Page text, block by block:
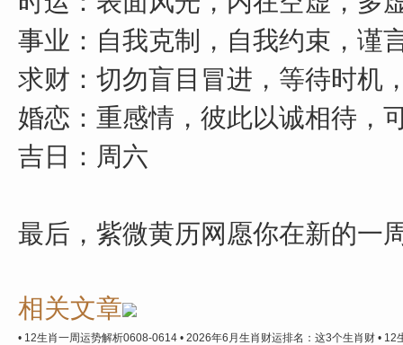
事业：自我克制，自我约束，谨
求财：切勿盲目冒进，等待时机
婚恋：重感情，彼此以诚相待，
吉日：周六
最后，紫微黄历网愿你在新的一
相关文章
• 12生肖一周运势解析0608-0614 • 2026年6月生肖财运排名：这3个生肖财 • 12